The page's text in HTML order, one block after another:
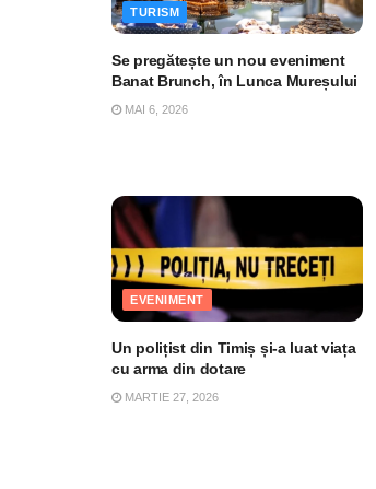
TURISM
Se pregătește un nou eveniment
Banat Brunch, în Lunca Mureșului
MAI 6, 2026
EVENIMENT
Un polițist din Timiș și-a luat viața
cu arma din dotare
MARTIE 27, 2026